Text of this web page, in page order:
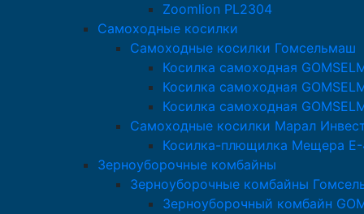
Zoomlion PL2304
Самоходные косилки
Самоходные косилки Гомсельмаш
Косилка самоходная
Косилка самоходная
Косилка самоходная
Самоходные косилки Марал
Косилка-плющилка Мещера
Зерноуборочные комбайны
Зерноуборочные комбайны
Зерноуборочный комбайн